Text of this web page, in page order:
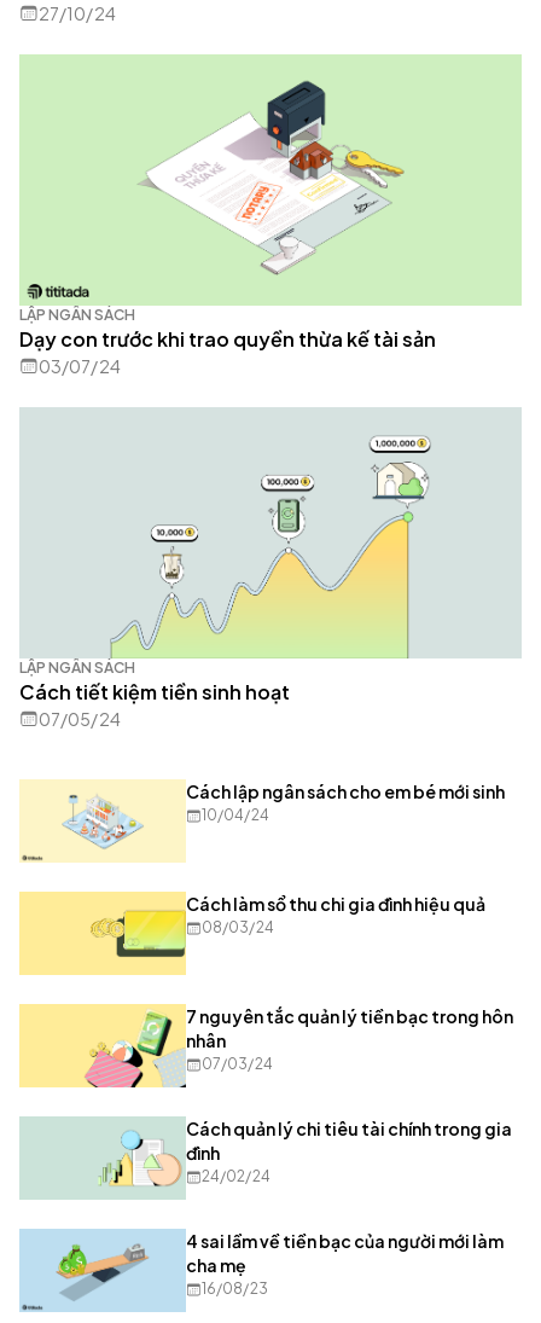
27/10/24
LẬP NGÂN SÁCH
Dạy con trước khi trao quyền thừa kế tài sản
03/07/24
LẬP NGÂN SÁCH
Cách tiết kiệm tiền sinh hoạt
07/05/24
Cách lập ngân sách cho em bé mới sinh
10/04/24
Cách làm sổ thu chi gia đình hiệu quả
08/03/24
7 nguyên tắc quản lý tiền bạc trong hôn
nhân
07/03/24
Cách quản lý chi tiêu tài chính trong gia
đình
24/02/24
4 sai lầm về tiền bạc của người mới làm
cha mẹ
16/08/23